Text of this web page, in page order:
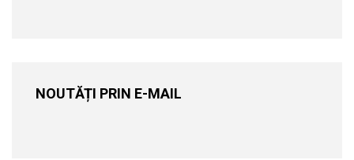
NOUTĂȚI PRIN E-MAIL